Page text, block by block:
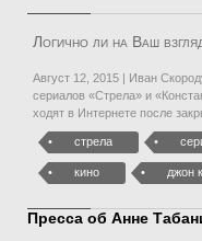
Логично ли на Ваш
Август 12, 2015 | Иван
сериалов «Стрела» и
ходят в Интернете после
стрела
кино джон
Пресса об Анне